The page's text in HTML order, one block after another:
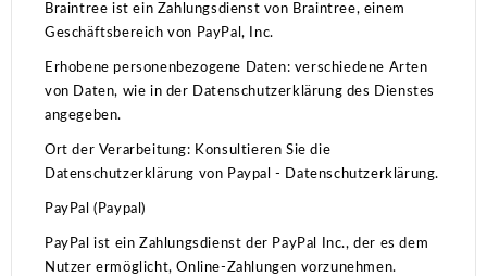
Braintree ist ein Zahlungsdienst von Braintree, einem
Geschäftsbereich von PayPal, Inc.
Erhobene personenbezogene Daten: verschiedene Arten
von Daten, wie in der Datenschutzerklärung des Dienstes
angegeben.
Ort der Verarbeitung: Konsultieren Sie die
Datenschutzerklärung von Paypal - Datenschutzerklärung.
PayPal (Paypal)
PayPal ist ein Zahlungsdienst der PayPal Inc., der es dem
Nutzer ermöglicht, Online-Zahlungen vorzunehmen.